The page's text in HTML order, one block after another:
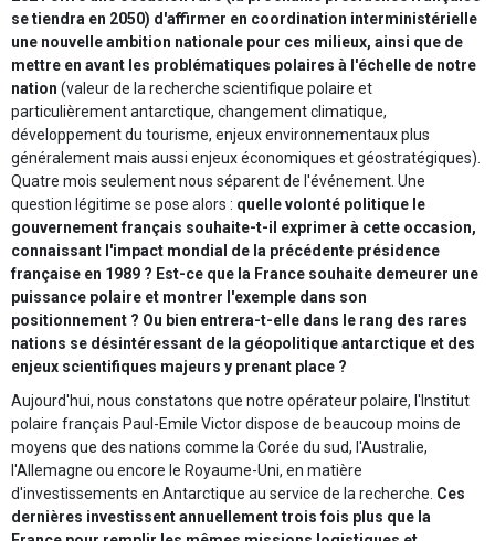
se tiendra en 2050) d'affirmer en coordination interministérielle
une nouvelle ambition nationale pour ces milieux, ainsi que de
mettre en avant les problématiques polaires à l'échelle de notre
nation (valeur de la recherche scientifique polaire et
particulièrement antarctique, changement climatique,
développement du tourisme, enjeux environnementaux plus
généralement mais aussi enjeux économiques et géostratégiques).
Quatre mois seulement nous séparent de l'événement. Une
question légitime se pose alors : quelle volonté politique le
gouvernement français souhaite-t-il exprimer à cette occasion,
connaissant l'impact mondial de la précédente présidence
française en 1989 ? Est-ce que la France souhaite demeurer une
puissance polaire et montrer l'exemple dans son
positionnement ? Ou bien entrera-t-elle dans le rang des rares
nations se désintéressant de la géopolitique antarctique et des
enjeux scientifiques majeurs y prenant place ?
Aujourd'hui, nous constatons que notre opérateur polaire, l'Institut
polaire français Paul-Emile Victor dispose de beaucoup moins de
moyens que des nations comme la Corée du sud, l'Australie,
l'Allemagne ou encore le Royaume-Uni, en matière
d'investissements en Antarctique au service de la recherche. Ces
dernières investissent annuellement trois fois plus que la